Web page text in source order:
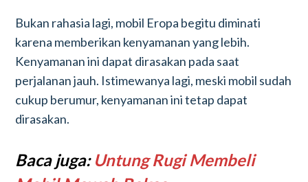
Bukan rahasia lagi, mobil Eropa begitu diminati
karena memberikan kenyamanan yang lebih.
Kenyamanan ini dapat dirasakan pada saat
perjalanan jauh. Istimewanya lagi, meski mobil sudah
cukup berumur, kenyamanan ini tetap dapat
dirasakan.
Baca juga: Untung Rugi Membeli